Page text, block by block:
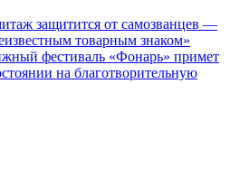
защитится от самозванцев —
товарным знаком»
фестиваль «Фонарь» примет
на благотворительную